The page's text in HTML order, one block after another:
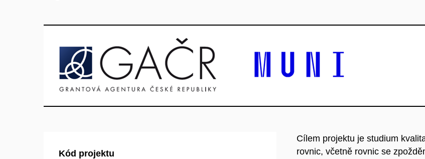
Kód projektu
Cílem projektu je studium
rovnic, včetně rovnic se